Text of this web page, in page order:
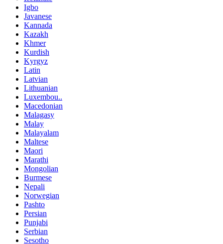
Igbo
Javanese
Kannada
Kazakh
Khmer
Kurdish
Kyrgyz
Latin
Latvian
Lithuanian
Luxembou..
Macedonian
Malagasy
Malay
Malayalam
Maltese
Maori
Marathi
Mongolian
Burmese
Nepali
Norwegian
Pashto
Persian
Punjabi
Serbian
Sesotho